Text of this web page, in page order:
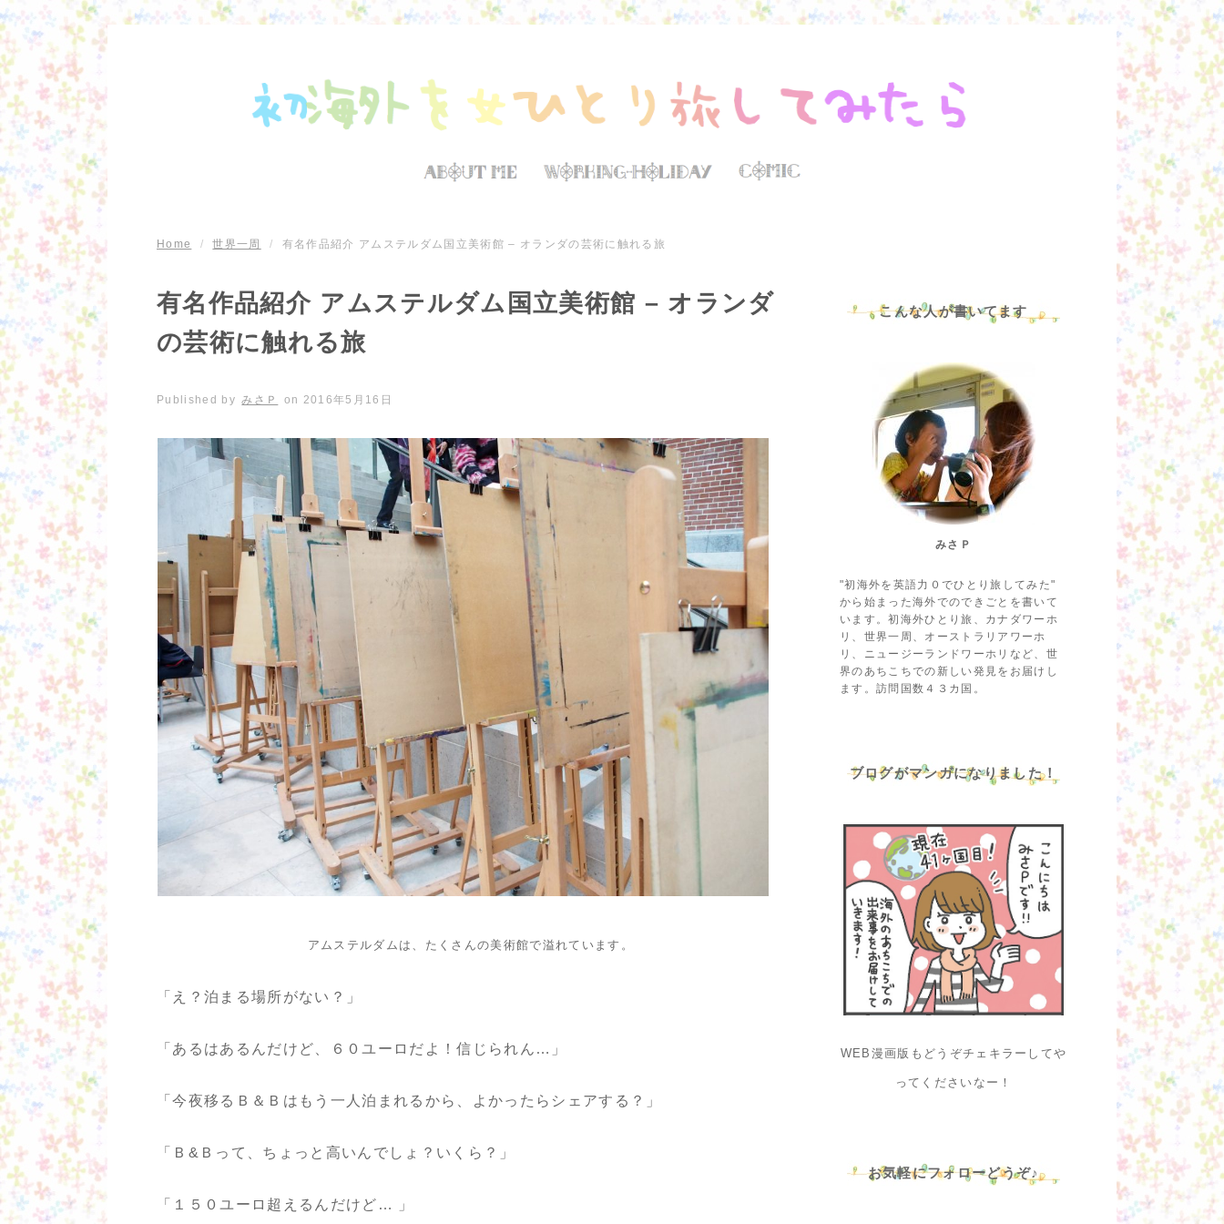
Home / 世界一周 / 有名作品紹介 アムステルダム国立美術館 – オランダの芸術に触れる旅
有名作品紹介 アムステルダム国立美術館 – オランダ
の芸術に触れる旅
Published by みさＰ on 2016年5月16日
アムステルダムは、たくさんの美術館で溢れています。
「え？泊まる場所がない？」
「あるはあるんだけど、６０ユーロだよ！信じられん…」
「今夜移るＢ＆Ｂはもう一人泊まれるから、よかったらシェアする？」
「Ｂ&Ｂって、ちょっと高いんでしょ？いくら？」
「１５０ユーロ超えるんだけど… 」
こんな人が書いてます
みさＰ
"初海外を英語力０でひとり旅してみた"
から始まった海外でのできごとを書いて
います。初海外ひとり旅、カナダワーホ
リ、世界一周、オーストラリアワーホ
リ、ニュージーランドワーホリなど、世
界のあちこちでの新しい発見をお届けし
ます。訪問国数４３カ国。
ブログがマンガになりました！
WEB漫画版もどうぞチェキラーしてや
ってくださいなー！
お気軽にフォローどうぞ♪